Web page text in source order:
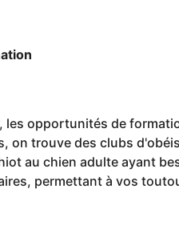
les opportunités de
on trouve des clubs
au chien adulte ayant
permettant à vos